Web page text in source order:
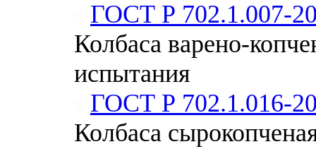
ГОСТ Р 702.1.007-
Колбаса варено-
испытания
ГОСТ Р 702.1.016-
Колбаса